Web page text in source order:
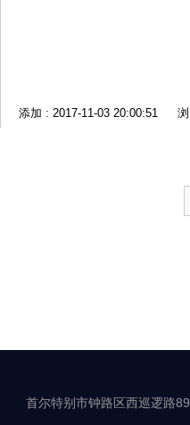
添加 : 2017-11-03 20:00:51
首尔特别市钟路区西巡逻路